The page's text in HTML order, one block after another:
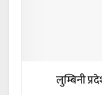
लुम्बिनी